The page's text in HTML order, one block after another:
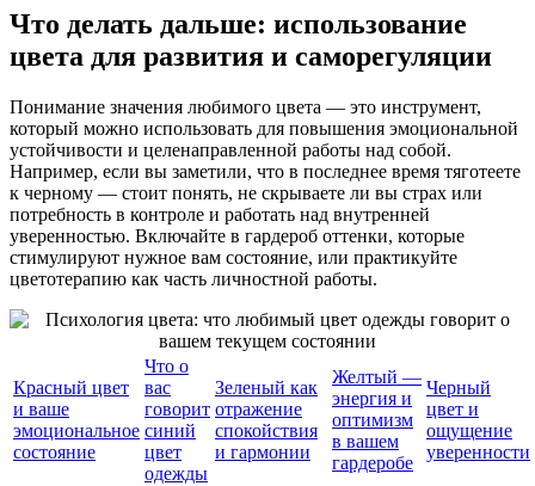
Что делать дальше: использование
цвета для развития и саморегуляции
Понимание значения любимого цвета — это инструмент,
который можно использовать для повышения эмоциональной
устойчивости и целенаправленной работы над собой.
Например, если вы заметили, что в последнее время тяготеете
к черному — стоит понять, не скрываете ли вы страх или
потребность в контроле и работать над внутренней
уверенностью. Включайте в гардероб оттенки, которые
стимулируют нужное вам состояние, или практикуйте
цветотерапию как часть личностной работы.
Красный цвет
и ваше
эмоциональное
состояние
Что о
вас
говорит
синий
цвет
одежды
Зеленый как
отражение
спокойствия
и гармонии
Желтый —
энергия и
оптимизм
в вашем
гардеробе
Черный
цвет и
ощущение
уверенности